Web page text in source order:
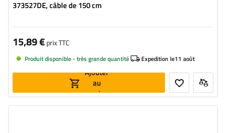
373527DE, câble de 150 cm
15,89 €prix TTC
Produit disponible - très grande quantité Expedition le11 août
Ajouter
au
panier